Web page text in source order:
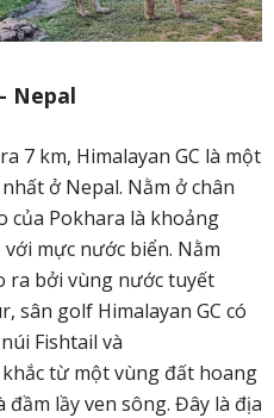
Nepal
7 km, Himalayan GC là một
ở Nepal. Nằm ở chân
của Pokhara là khoảng
mực nước biển. Nằm
ra bởi vùng nước tuyết
sân golf Himalayan GC có
Fishtail và
từ một vùng đất hoang
lầy ven sông. Đây là địa